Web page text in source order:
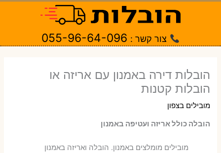
צור קשר : 055-96-64-096
הובלות דירה באמנון עם אריזה או
הובלות קטנות
מובילים בצפון
הובלה כולל אריזה ועטיפה באמנון
‫מובילים מומלצים באמנון. הובלה ואריזה באמנון